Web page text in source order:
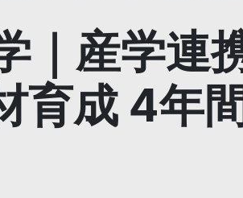
｜産学連
育成 4年